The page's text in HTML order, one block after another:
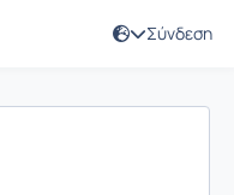
Σύνδεση